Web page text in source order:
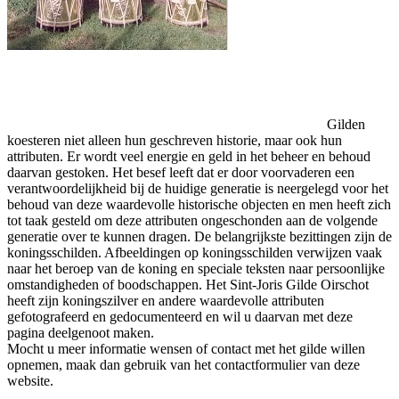
Gilden
koesteren niet alleen hun geschreven historie, maar ook hun
attributen. Er wordt veel energie en geld in het beheer en behoud
daarvan gestoken. Het besef leeft dat er door voorvaderen een
verantwoordelijkheid bij de huidige generatie is neergelegd voor het
behoud van deze waardevolle historische objecten en men heeft zich
tot taak gesteld om deze attributen ongeschonden aan de volgende
generatie over te kunnen dragen. De belangrijkste bezittingen zijn de
koningsschilden. Afbeeldingen op koningsschilden verwijzen vaak
naar het beroep van de koning en speciale teksten naar persoonlijke
omstandigheden of boodschappen. Het Sint-Joris Gilde Oirschot
heeft zijn koningszilver en andere waardevolle attributen
gefotografeerd en gedocumenteerd en wil u daarvan met deze
pagina deelgenoot maken.
Mocht u meer informatie wensen of contact met het gilde willen
opnemen, maak dan gebruik van het contactformulier van deze
website.